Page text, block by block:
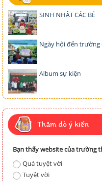
SINH NHẬT CÁC BÉ
Ngày hội đến trường
Album sự kiện
Thăm dò ý kiến
Bạn thấy website của trường
Quá tuyệt vời
Tuyệt vời